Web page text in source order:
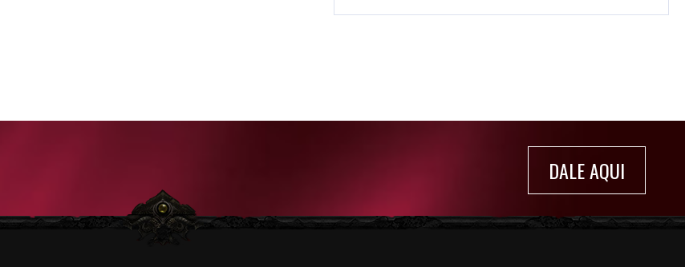
Rumor: Se filtran los primeros detalles de Resident Evil
DALE AQUI